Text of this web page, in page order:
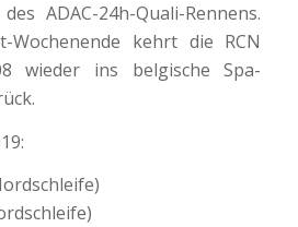
ADAC-24h-Quali-Rennens.
Wochenende kehrt die RCN
wieder ins belgische Spa-